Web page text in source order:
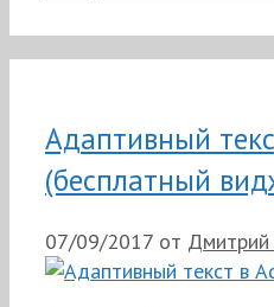
Адаптивный
(бесплатный
07/09/2017 от